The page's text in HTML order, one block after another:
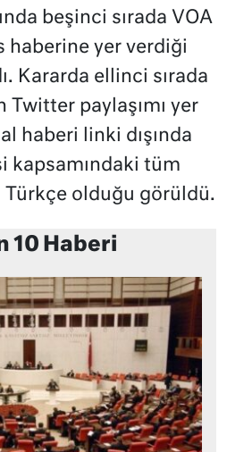
beşinci sırada VOA
haberine yer verdiği
Kararda ellinci sırada
Twitter paylaşımı yer
haberi linki dışında
kapsamındaki tüm
olduğu görüldü.
10 Haberi